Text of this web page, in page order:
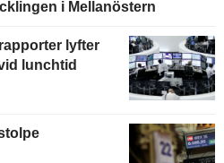
i Mellanöstern
lyfter
lunchtid